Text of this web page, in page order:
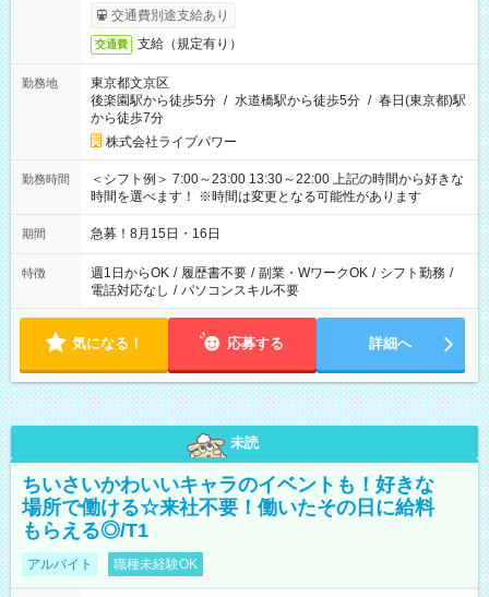
交通費別途支給あり
交通費 支給（規定有り）
勤務地
東京都文京区
後楽園駅から徒歩5分 / 水道橋駅から徒歩5分 / 春日(東京都)駅
から徒歩7分
株式会社ライブパワー
勤務時間
＜シフト例＞ 7:00～23:00 13:30～22:00 上記の時間から好きな
時間を選べます！ ※時間は変更となる可能性があります
期間 急募！8月15日・16日
特徴 週1日からOK / 履歴書不要 / 副業・WワークOK / シフト勤務 /
電話対応なし / パソコンスキル不要
気になる！ 応募する 詳細へ
未読
ちいさいかわいいキャラのイベントも！好きな
場所で働ける☆来社不要！働いたその日に給料
もらえる◎/T1
アルバイト 職種未経験OK